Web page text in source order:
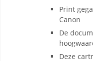
Print
Canon
De
Deze